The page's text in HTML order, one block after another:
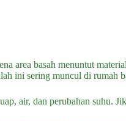
area basah menuntut
ini sering muncul di
air, dan perubahan suhu.